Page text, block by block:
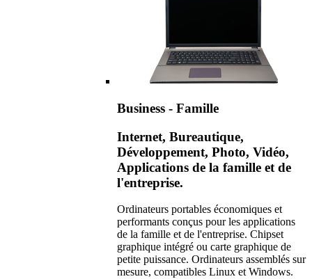
Business - Famille
Internet, Bureautique,
Développement, Photo, Vidéo,
Applications de la famille et de
l'entreprise.
Ordinateurs portables économiques et
performants conçus pour les applications
de la famille et de l'entreprise. Chipset
graphique intégré ou carte graphique de
petite puissance. Ordinateurs assemblés sur
mesure, compatibles Linux et Windows.